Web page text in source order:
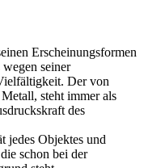
Erscheinungsformen
seiner
Der von
steht immer als
des
jedes Objektes und
schon bei der